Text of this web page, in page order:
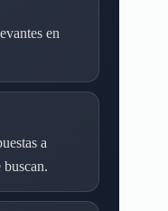
en
a
buscan.